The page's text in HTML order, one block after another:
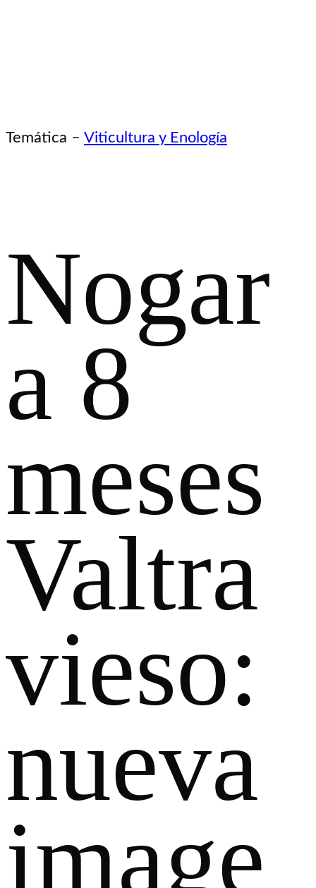
Temática – Viticultura y Enología
Nogar
a 8
meses
Valtra
vieso:
nueva
image